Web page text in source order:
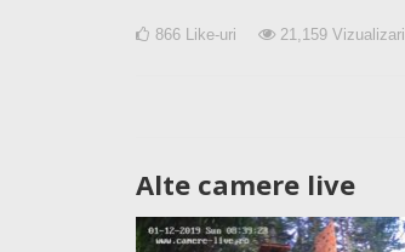
866 Like-uri 21,159 Vizualizari
Alte camere live